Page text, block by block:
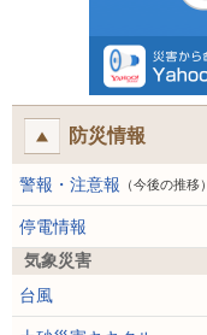
防災情報
警報・注意報 （今後の推移）
停電情報
気象災害
台風